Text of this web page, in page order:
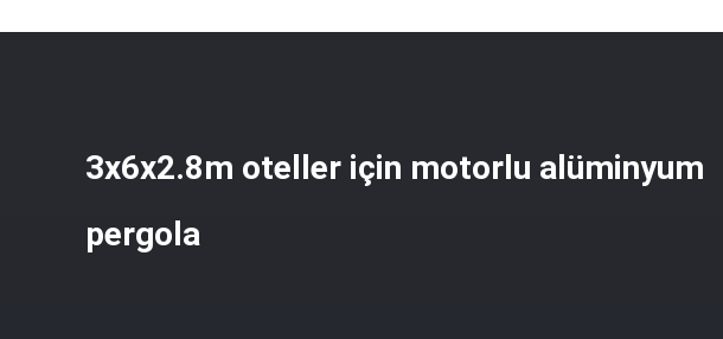
3x6x2.8m oteller için motorlu alüminyum
pergola